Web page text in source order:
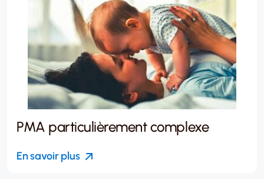
PMA particulièrement complexe
En savoir plus